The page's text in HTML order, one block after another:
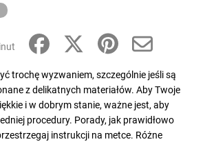
trochę wyzwaniem, szczególnie jeśli są
z delikatnych materiałów. Aby Twoje
i w dobrym stanie, ważne jest, aby
procedury. Porady, jak prawidłowo
instrukcji na metce. Różne